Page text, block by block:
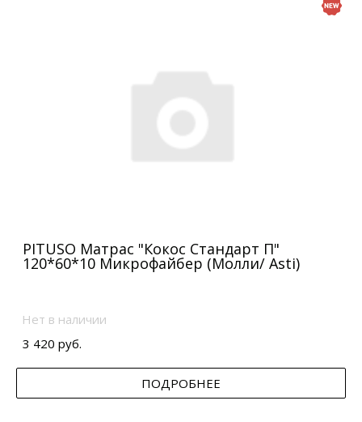
PITUSO Матрас "Кокос Стандарт П"
120*60*10 Микрофайбер (Молли/ Asti)
Нет в наличии
3 420 руб.
ПОДРОБНЕЕ